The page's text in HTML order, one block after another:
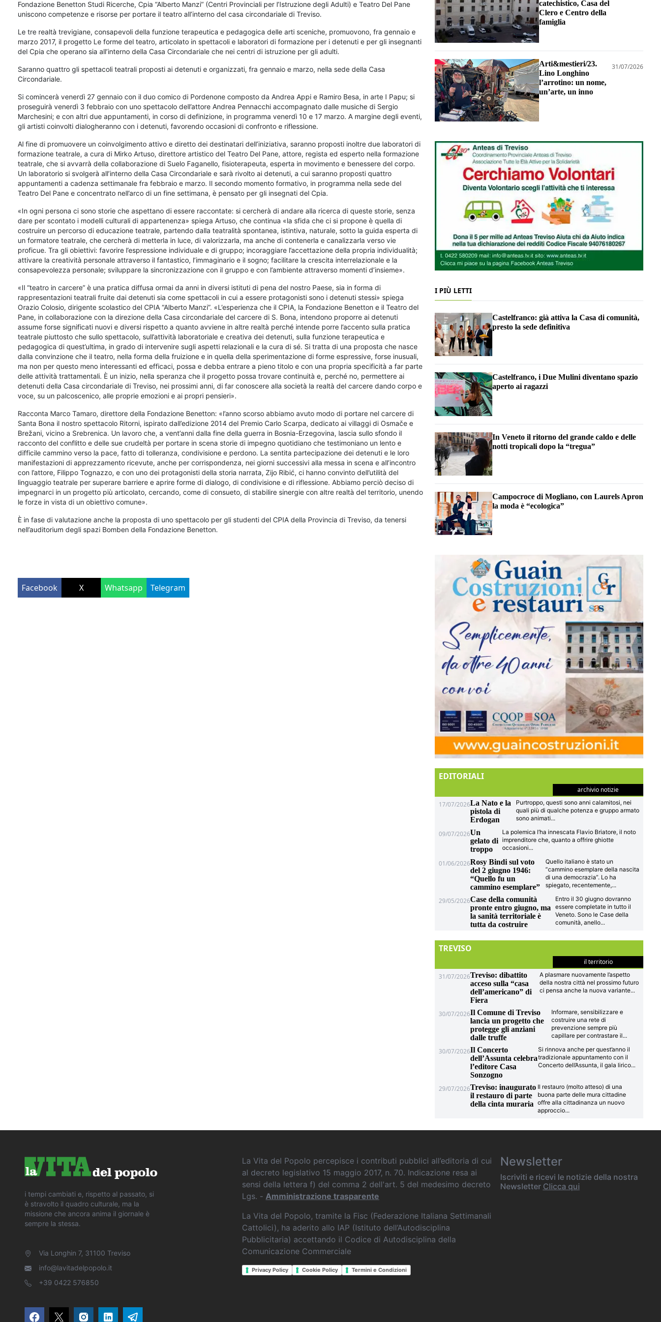
Fondazione Benetton Studi Ricerche, Cpia “Alberto Manzi” (Centri Provinciali per l’Istruzione degli Adulti) e Teatro Del Pane
uniscono competenze e risorse per portare il teatro all’interno del casa circondariale di Treviso.
Le tre realtà trevigiane, consapevoli della funzione terapeutica e pedagogica delle arti sceniche, promuovono, fra gennaio e
marzo 2017, il progetto Le forme del teatro, articolato in spettacoli e laboratori di formazione per i detenuti e per gli insegnanti
del Cpia che operano sia all’interno della Casa Circondariale che nei centri di istruzione per gli adulti.
Saranno quattro gli spettacoli teatrali proposti ai detenuti e organizzati, fra gennaio e marzo, nella sede della Casa
Circondariale.
Si comincerà venerdì 27 gennaio con il duo comico di Pordenone composto da Andrea Appi e Ramiro Besa, in arte I Papu; si
proseguirà venerdì 3 febbraio con uno spettacolo dell’attore Andrea Pennacchi accompagnato dalle musiche di Sergio
Marchesini; e con altri due appuntamenti, in corso di definizione, in programma venerdì 10 e 17 marzo. A margine degli eventi,
gli artisti coinvolti dialogheranno con i detenuti, favorendo occasioni di confronto e riflessione.
Al fine di promuovere un coinvolgimento attivo e diretto dei destinatari dell’iniziativa, saranno proposti inoltre due laboratori di
formazione teatrale, a cura di Mirko Artuso, direttore artistico del Teatro Del Pane, attore, regista ed esperto nella formazione
teatrale, che si avvarrà della collaborazione di Suelo Faganello, fisioterapeuta, esperta in movimento e benessere del corpo.
Un laboratorio si svolgerà all’interno della Casa Circondariale e sarà rivolto ai detenuti, a cui saranno proposti quattro
appuntamenti a cadenza settimanale fra febbraio e marzo. Il secondo momento formativo, in programma nella sede del
Teatro Del Pane e concentrato nell’arco di un fine settimana, è pensato per gli insegnati del Cpia.
«In ogni persona ci sono storie che aspettano di essere raccontate: si cercherà di andare alla ricerca di queste storie, senza
dare per scontato i modelli culturali di appartenenza» spiega Artuso, che continua «la sfida che ci si propone è quella di
costruire un percorso di educazione teatrale, partendo dalla teatralità spontanea, istintiva, naturale, sotto la guida esperta di
un formatore teatrale, che cercherà di metterla in luce, di valorizzarla, ma anche di contenerla e canalizzarla verso vie
proficue. Tra gli obiettivi: favorire l’espressione individuale e di gruppo; incoraggiare l’accettazione della propria individualità;
attivare la creatività personale attraverso il fantastico, l’immaginario e il sogno; facilitare la crescita interrelazionale e la
consapevolezza personale; sviluppare la sincronizzazione con il gruppo e con l’ambiente attraverso momenti d’insieme».
«Il “teatro in carcere” è una pratica diffusa ormai da anni in diversi istituti di pena del nostro Paese, sia in forma di
rappresentazioni teatrali fruite dai detenuti sia come spettacoli in cui a essere protagonisti sono i detenuti stessi» spiega
Orazio Colosio, dirigente scolastico del CPIA “Alberto Manzi”. «L’esperienza che il CPIA, la Fondazione Benetton e il Teatro del
Pane, in collaborazione con la direzione della Casa circondariale del carcere di S. Bona, intendono proporre ai detenuti
assume forse significati nuovi e diversi rispetto a quanto avviene in altre realtà perché intende porre l’accento sulla pratica
teatrale piuttosto che sullo spettacolo, sull’attività laboratoriale e creativa dei detenuti, sulla funzione terapeutica e
pedagogica di quest’ultima, in grado di intervenire sugli aspetti relazionali e la cura di sé. Si tratta di una proposta che nasce
dalla convinzione che il teatro, nella forma della fruizione e in quella della sperimentazione di forme espressive, forse inusuali,
ma non per questo meno interessanti ed efficaci, possa e debba entrare a pieno titolo e con una propria specificità a far parte
delle attività trattamentali. È un inizio, nella speranza che il progetto possa trovare continuità e, perché no, permettere ai
detenuti della Casa circondariale di Treviso, nei prossimi anni, di far conoscere alla società la realtà del carcere dando corpo e
voce, su un palcoscenico, alle proprie emozioni e ai propri pensieri».
Racconta Marco Tamaro, direttore della Fondazione Benetton: «l’anno scorso abbiamo avuto modo di portare nel carcere di
Santa Bona il nostro spettacolo Ritorni, ispirato dall’edizione 2014 del Premio Carlo Scarpa, dedicato ai villaggi di Osmače e
Brežani, vicino a Srebrenica. Un lavoro che, a vent’anni dalla fine della guerra in Bosnia-Erzegovina, lascia sullo sfondo il
racconto del conflitto e delle sue crudeltà per portare in scena storie di impegno quotidiano che testimoniano un lento e
difficile cammino verso la pace, fatto di tolleranza, condivisione e perdono. La sentita partecipazione dei detenuti e le loro
manifestazioni di apprezzamento ricevute, anche per corrispondenza, nei giorni successivi alla messa in scena e all’incontro
con l’attore, Filippo Tognazzo, e con uno dei protagonisti della storia narrata, Zijo Ribić, ci hanno convinto dell’utilità del
linguaggio teatrale per superare barriere e aprire forme di dialogo, di condivisione e di riflessione. Abbiamo perciò deciso di
impegnarci in un progetto più articolato, cercando, come di consueto, di stabilire sinergie con altre realtà del territorio, unendo
le forze in vista di un obiettivo comune».
È in fase di valutazione anche la proposta di uno spettacolo per gli studenti del CPIA della Provincia di Treviso, da tenersi
nell’auditorium degli spazi Bomben della Fondazione Benetton.
Facebook X Whatsapp Telegram
catechistico, Casa del
Clero e Centro della
famiglia
Arti&mestieri/23.
Lino Longhino
l’arrotino: un nome,
un’arte, un inno
31/07/2026
I PIÙ LETTI
Castelfranco: già attiva la Casa di comunità,
presto la sede definitiva
Castelfranco, i Due Mulini diventano spazio
aperto ai ragazzi
In Veneto il ritorno del grande caldo e delle
notti tropicali dopo la “tregua”
Campocroce di Mogliano, con Laurels Apron
la moda è “ecologica”
EDITORIALI
archivio notizie
17/07/2026La Nato e la
pistola di
Erdogan
Purtroppo, questi sono anni calamitosi, nei
quali più di qualche potenza e gruppo armato
sono animati...
09/07/2026Un
gelato di
troppo
La polemica l’ha innescata Flavio Briatore, il noto
imprenditore che, quanto a offrire ghiotte
occasioni...
01/06/2026Rosy Bindi sul voto
del 2 giugno 1946:
“Quello fu un
cammino esemplare”
Quello italiano è stato un
“cammino esemplare della nascita
di una democrazia”. Lo ha
spiegato, recentemente,...
29/05/2026Case della comunità
pronte entro giugno, ma
la sanità territoriale è
tutta da costruire
Entro il 30 giugno dovranno
essere completate in tutto il
Veneto. Sono le Case della
comunità, anello...
TREVISO
il territorio
31/07/2026Treviso: dibattito
acceso sulla “casa
dell’americano” di
Fiera
A plasmare nuovamente l’aspetto
della nostra città nel prossimo futuro
ci pensa anche la nuova variante...
30/07/2026Il Comune di Treviso
lancia un progetto che
protegge gli anziani
dalle truffe
Informare, sensibilizzare e
costruire una rete di
prevenzione sempre più
capillare per contrastare il...
30/07/2026Il Concerto
dell’Assunta celebra
l’editore Casa
Sonzogno
Si rinnova anche per quest’anno il
tradizionale appuntamento con il
Concerto dell’Assunta, il gala lirico...
29/07/2026Treviso: inaugurato
il restauro di parte
della cinta muraria
Il restauro (molto atteso) di una
buona parte delle mura cittadine
offre alla cittadinanza un nuovo
approccio...
i tempi cambiati e, rispetto al passato, si
è stravolto il quadro culturale, ma la
missione che ancora anima il giornale è
sempre la stessa.
Via Longhin 7, 31100 Treviso
info@lavitadelpopolo.it
+39 0422 576850
La Vita del Popolo percepisce i contributi pubblici all’editoria di cui
al decreto legislativo 15 maggio 2017, n. 70. Indicazione resa ai
sensi della lettera f) del comma 2 dell'art. 5 del medesimo decreto
Lgs. -Amministrazione trasparente
La Vita del Popolo, tramite la Fisc (Federazione Italiana Settimanali
Cattolici), ha aderito allo IAP (Istituto dell’Autodisciplina
Pubblicitaria) accettando il Codice di Autodisciplina della
Comunicazione Commerciale
Privacy Policy Cookie Policy Termini e Condizioni
Newsletter
Iscriviti e ricevi le notizie della nostra
Newsletter Clicca qui